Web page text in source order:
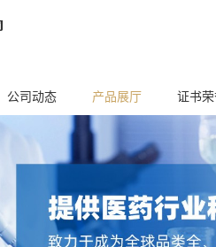
公司动态 产品展厅 证书